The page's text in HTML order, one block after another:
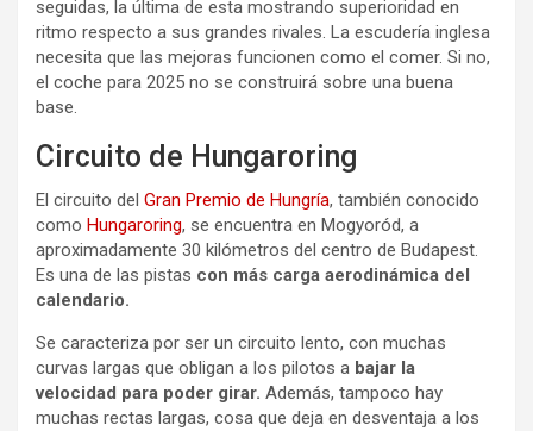
seguidas, la última de esta mostrando superioridad en
ritmo respecto a sus grandes rivales. La escudería inglesa
necesita que las mejoras funcionen como el comer. Si no,
el coche para 2025 no se construirá sobre una buena
base.
Circuito de Hungaroring
El circuito del Gran Premio de Hungría, también conocido
como Hungaroring, se encuentra en Mogyoród, a
aproximadamente 30 kilómetros del centro de Budapest.
Es una de las pistas con más carga aerodinámica del
calendario.
Se caracteriza por ser un circuito lento, con muchas
curvas largas que obligan a los pilotos a bajar la
velocidad para poder girar. Además, tampoco hay
muchas rectas largas, cosa que deja en desventaja a los